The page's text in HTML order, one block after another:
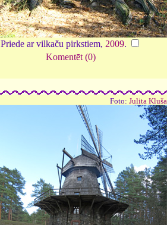
Priede ar vilkaču pirkstiem, 2009.
Komentēt (0)
Foto: Julita Kluša